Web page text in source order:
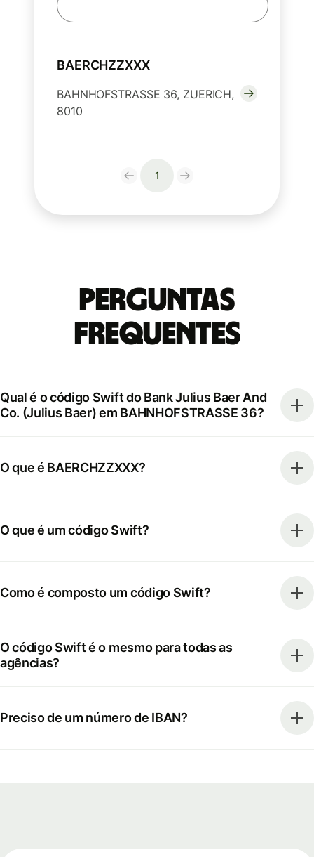
BAERCHZZXXX
BAHNHOFSTRASSE 36, ZUERICH,
8010
1
Perguntas
frequentes
Qual é o código Swift do Bank Julius Baer And
Co. (Julius Baer) em BAHNHOFSTRASSE 36?
O que é BAERCHZZXXX?
O que é um código Swift?
Como é composto um código Swift?
O código Swift é o mesmo para todas as
agências?
Preciso de um número de IBAN?